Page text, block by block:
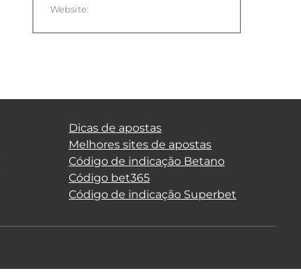
Website:
Dicas de apostas
Melhores sites de apostas
Código de indicação Betano
Código bet365
Código de indicação Superbet